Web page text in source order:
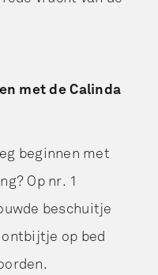
met de Calinda
beginnen met
Op nr. 1
beschuitje
op bed